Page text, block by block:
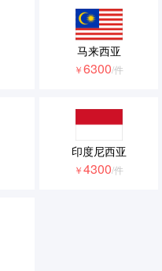
马来西亚
￥6300/件
印度尼西亚
￥4300/件